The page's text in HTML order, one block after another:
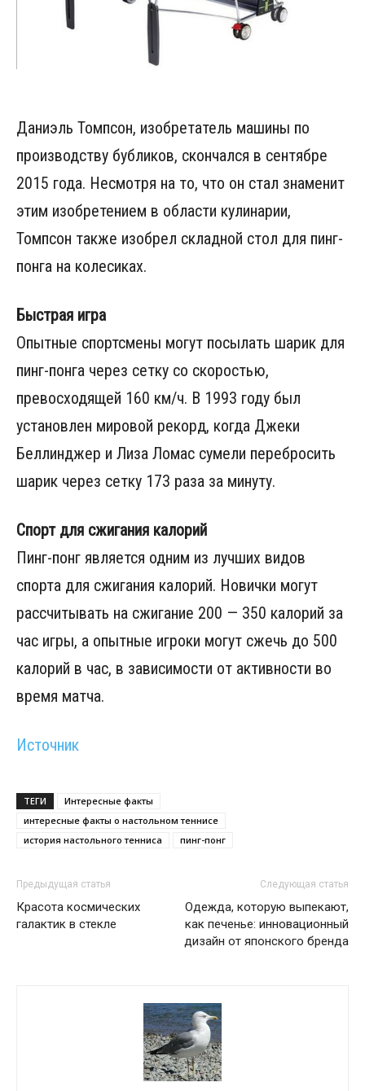
Даниэль Томпсон, изобретатель машины по
производству бубликов, скончался в сентябре
2015 года. Несмотря на то, что он стал знаменит
этим изобретением в области кулинарии,
Томпсон также изобрел складной стол для пинг-
понга на колесиках.
Быстрая игра
Опытные спортсмены могут посылать шарик для
пинг-понга через сетку со скоростью,
превосходящей 160 км/ч. В 1993 году был
установлен мировой рекорд, когда Джеки
Беллинджер и Лиза Ломас сумели перебросить
шарик через сетку 173 раза за минуту.
Спорт для сжигания калорий
Пинг-понг является одним из лучших видов
спорта для сжигания калорий. Новички могут
рассчитывать на сжигание 200 — 350 калорий за
час игры, а опытные игроки могут сжечь до 500
калорий в час, в зависимости от активности во
время матча.
Источник
ТЕГИ
Интересные факты
интересные факты о настольном теннисе
история настольного тенниса
пинг-понг
Предыдущая статья
Красота космических
галактик в стекле
Следующая статья
Одежда, которую выпекают,
как печенье: инновационный
дизайн от японского бренда